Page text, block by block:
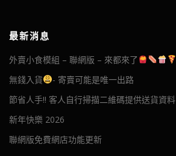
最新消息
外賣小食模組 – 聯網版 – 來都來了
無錢入貨
- 寄賣可能是唯一出路
節省人手!! 客人自行掃描二維碼提供送貨資料
新年快樂 2026
聯網版免費網店功能更新